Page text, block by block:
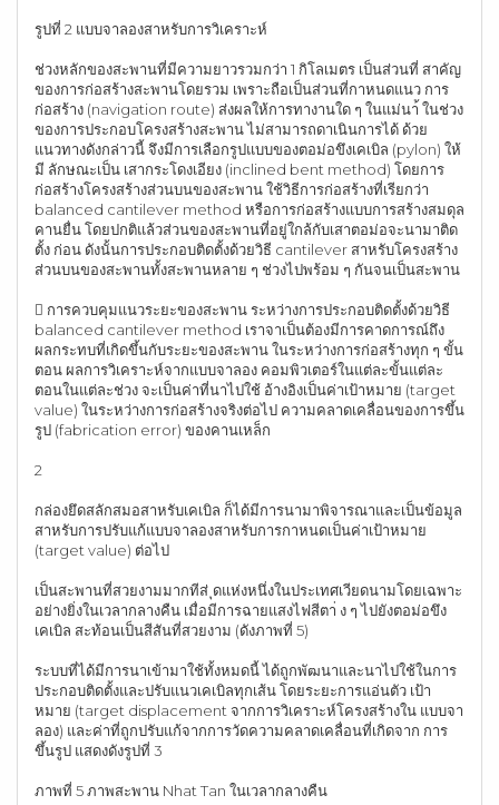
รูปที่ 2 แบบจาลองสาหรับการวิเคราะห์
ช่วงหลักของสะพานที่มีความยาวรวมกว่า 1 กิโลเมตร เป็นส่วนที่ สาคัญ
ของการก่อสร้างสะพานโดยรวม เพราะถือเป็นส่วนที่กาหนดแนว การ
ก่อสร้าง (navigation route) ส่งผลให้การทางานใด ๆ ในแม่นา้ ในช่วง
ของการประกอบโครงสร้างสะพาน ไม่สามารถดาเนินการได้ ด้วย
แนวทางดังกล่าวนี้ จึงมีการเลือกรูปแบบของตอม่อขึงเคเบิล (pylon) ให้
มี ลักษณะเป็น เสากระโดงเอียง (inclined bent method) โดยการ
ก่อสร้างโครงสร้างส่วนบนของสะพาน ใช้วิธีการก่อสร้างที่เรียกว่า
balanced cantilever method หรือการก่อสร้างแบบการสร้างสมดุล
คานยื่น โดยปกติแล้วส่วนของสะพานที่อยู่ใกล้กับเสาตอม่อจะนามาติด
ตั้ง ก่อน ดังนั้นการประกอบติดตั้งด้วยวิธี cantilever สาหรับโครงสร้าง
ส่วนบนของสะพานทั้งสะพานหลาย ๆ ช่วงไปพร้อม ๆ กันจนเป็นสะพาน
 การควบคุมแนวระยะของสะพาน ระหว่างการประกอบติดตั้งด้วยวิธี
balanced cantilever method เราจาเป็นต้องมีการคาดการณ์ถึง
ผลกระทบที่เกิดขึ้นกับระยะของสะพาน ในระหว่างการก่อสร้างทุก ๆ ขั้น
ตอน ผลการวิเคราะห์จากแบบจาลอง คอมพิวเตอร์ในแต่ละขั้นแต่ละ
ตอนในแต่ละช่วง จะเป็นค่าที่นาไปใช้ อ้างอิงเป็นค่าเป้าหมาย (target
value) ในระหว่างการก่อสร้างจริงต่อไป ความคลาดเคลื่อนของการขึ้น
รูป (fabrication error) ของคานเหล็ก
2
กล่องยึดสลักสมอสาหรับเคเบิล ก็ได้มีการนามาพิจารณาและเป็นข้อมูล
สาหรับการปรับแก้แบบจาลองสาหรับการกาหนดเป็นค่าเป้าหมาย
(target value) ต่อไป
เป็นสะพานที่สวยงามมากทีส่ ุดแห่งหนึ่งในประเทศเวียดนามโดยเฉพาะ
อย่างยิ่งในเวลากลางคืน เมื่อมีการฉายแสงไฟสีตา่ ง ๆ ไปยังตอม่อขึง
เคเบิล สะท้อนเป็นสีสันที่สวยงาม (ดังภาพที่ 5)
ระบบที่ได้มีการนาเข้ามาใช้ทั้งหมดนี้ ได้ถูกพัฒนาและนาไปใช้ในการ
ประกอบติดตั้งและปรับแนวเคเบิลทุกเส้น โดยระยะการแอ่นตัว เป้า
หมาย (target displacement จากการวิเคราะห์โครงสร้างใน แบบจา
ลอง) และค่าที่ถูกปรับแก้จากการวัดความคลาดเคลื่อนที่เกิดจาก การ
ขึ้นรูป แสดงดังรูปที่ 3
ภาพที่ 5 ภาพสะพาน Nhat Tan ในเวลากลางคืน